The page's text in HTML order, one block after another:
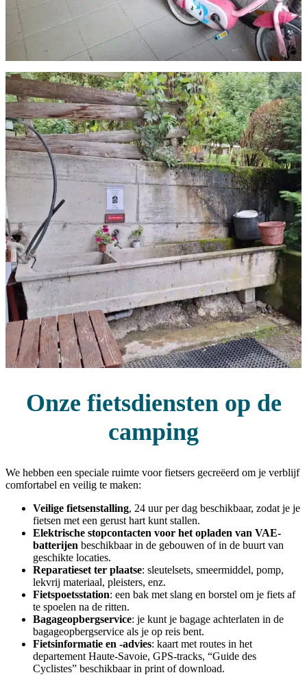
Onze fietsdiensten op de
camping
We hebben een speciale ruimte voor fietsers gecreëerd om je verblijf
comfortabel en veilig te maken:
Veilige fietsenstalling, 24 uur per dag beschikbaar, zodat je je
fietsen met een gerust hart kunt stallen.
Elektrische stopcontacten voor het opladen van VAE-
batterijen beschikbaar in de gebouwen of in de buurt van
geschikte locaties.
Reparatieset ter plaatse: sleutelsets, smeermiddel, pomp,
lekvrij materiaal, pleisters, enz.
Fietspoetsstation: een bak met slang en borstel om je fiets af
te spoelen na de ritten.
Bagageopbergservice: je kunt je bagage achterlaten in de
bagageopbergservice als je op reis bent.
Fietsinformatie en -advies: kaart met routes in het
departement Haute-Savoie, GPS-tracks, “Guide des
Cyclistes” beschikbaar in print of download.